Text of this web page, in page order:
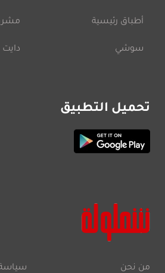
أطباق رئيسية
سوشي دايت
تحميل التطبيق
من نحن سياسة